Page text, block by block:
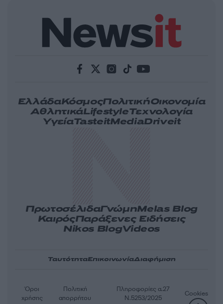
ΕλλάδαΚόσμοςΠολιτικήΟικονομία
ΑθλητικάLifestyleΤεχνολογία
ΥγείαTasteitMediaDriveit
ΠρωτοσέλιδαΓνώμηMelas Blog
ΚαιρόςΠαράξενες Ειδήσεις
Nikos BlogVideos
ΤαυτότηταΕπικοινωνίαΔιαφήμιση
Όροι
χρήσης
Πολιτική
απορρήτου
Πληροφορίες α.27
Ν.5253/2025
Cookies